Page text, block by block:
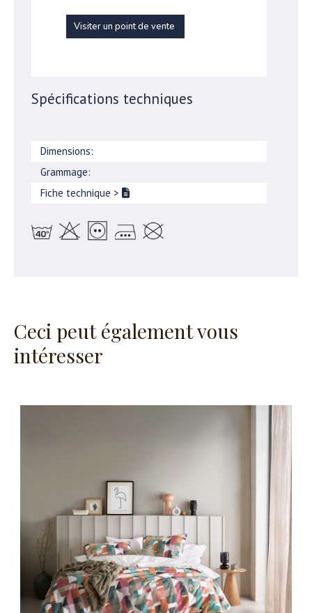
Visiter un point de vente
Spécifications techniques
Dimensions:
Grammage:
Fiche technique >
Ceci peut également vous
intéresser